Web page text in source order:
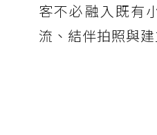
客不必融入既有
流、結伴拍照與